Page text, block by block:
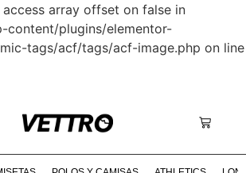
array offset on false in
content/plugins/elementor-
tags/acf/tags/acf-image.php on line